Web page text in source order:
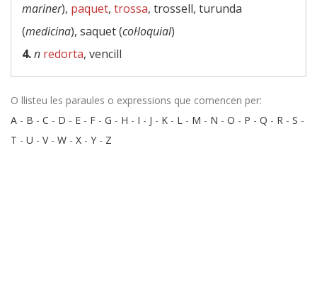
mariner), paquet, trossa, trossell, turunda
(medicina), saquet (col·loquial)
4.n redorta, vencill
O llisteu les paraules o expressions que comencen per:
A - B - C - D - E - F - G - H - I - J - K - L - M - N - O - P - Q - R - S -
T - U - V- W - X - Y - Z